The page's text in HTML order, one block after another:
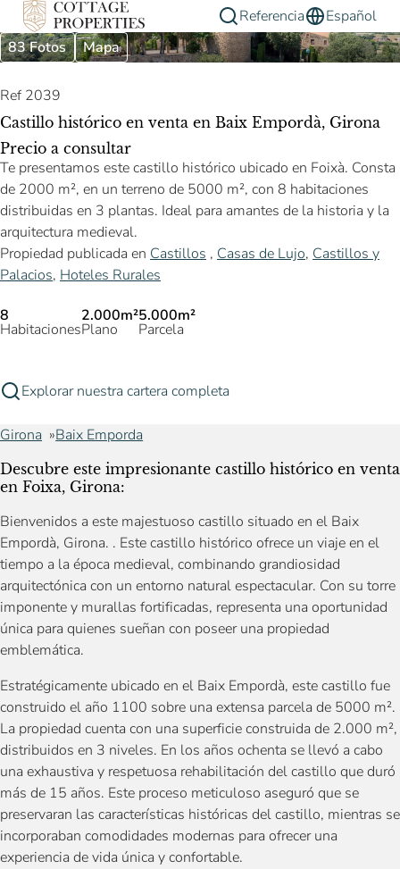
Referencia
Español
83 Fotos
Mapa
Ref 2039
Castillo histórico en venta en Baix Empordà, Girona
Precio a consultar
Te presentamos este castillo histórico ubicado en Foixà. Consta
de 2000 m², en un terreno de 5000 m², con 8 habitaciones
distribuidas en 3 plantas. Ideal para amantes de la historia y la
arquitectura medieval.
Propiedad publicada en Castillos , Casas de Lujo, Castillos y
Palacios, Hoteles Rurales
8
Habitaciones
2.000m²
Plano
5.000m²
Parcela
Explorar nuestra cartera completa
Girona Baix Emporda
Descubre este impresionante castillo histórico en venta
en Foixa, Girona:
Bienvenidos a este majestuoso castillo situado en el Baix
Empordà, Girona. . Este castillo histórico ofrece un viaje en el
tiempo a la época medieval, combinando grandiosidad
arquitectónica con un entorno natural espectacular. Con su torre
imponente y murallas fortificadas, representa una oportunidad
única para quienes sueñan con poseer una propiedad
emblemática.
Estratégicamente ubicado en el Baix Empordà, este castillo fue
construido el año 1100 sobre una extensa parcela de 5000 m².
La propiedad cuenta con una superficie construida de 2.000 m²,
distribuidos en 3 niveles. En los años ochenta se llevó a cabo
una exhaustiva y respetuosa rehabilitación del castillo que duró
más de 15 años. Este proceso meticuloso aseguró que se
preservaran las características históricas del castillo, mientras se
incorporaban comodidades modernas para ofrecer una
experiencia de vida única y confortable.